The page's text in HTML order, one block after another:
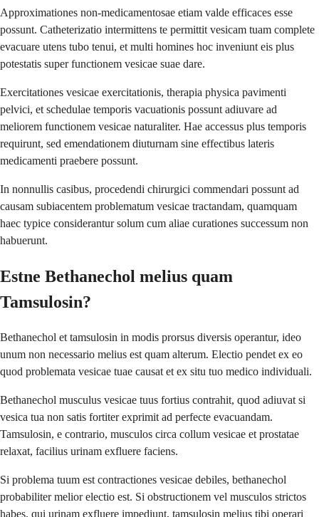
Approximationes non-medicamentosae etiam valde efficaces esse
possunt. Catheterizatio intermittens te permittit vesicam tuam complete
evacuare utens tubo tenui, et multi homines hoc inveniunt eis plus
potestatis super functionem vesicae suae dare.
Exercitationes vesicae exercitationis, therapia physica pavimenti
pelvici, et schedulae temporis vacuationis possunt adiuvare ad
meliorem functionem vesicae naturaliter. Hae accessus plus temporis
requirunt, sed emendationem diuturnam sine effectibus lateris
medicamenti praebere possunt.
In nonnullis casibus, procedendi chirurgici commendari possunt ad
causam subiacentem problematum vesicae tractandam, quamquam
haec typice considerantur solum cum aliae curationes successum non
habuerunt.
Estne Bethanechol melius quam
Tamsulosin?
Bethanechol et tamsulosin in modis prorsus diversis operantur, ideo
unum non necessario melius est quam alterum. Electio pendet ex eo
quod problemata vesicae tuae causat et ex situ tuo medico individuali.
Bethanechol musculus vesicae tuus fortius contrahit, quod adiuvat si
vesica tua non satis fortiter exprimit ad perfecte evacuandam.
Tamsulosin, e contrario, musculos circa collum vesicae et prostatae
relaxat, facilius urinam exfluere faciens.
Si problema tuum est contractiones vesicae debiles, bethanechol
probabiliter melior electio est. Si obstructionem vel musculos strictos
habes, qui urinam exfluere impediunt, tamsulosin melius tibi operari